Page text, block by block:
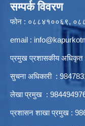
सम्पर्क विवरण
फोन : ०८८४१००६९,
email :
प्रमुख प्रशासकीय
सुचना अधिकारी :
लेखा प्रमुख :
प्रशासन शाखा प्रमुख :